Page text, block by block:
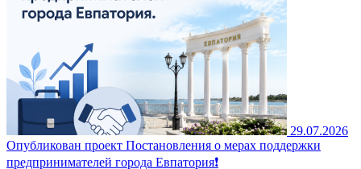
29.07.2026
Опубликован проект Постановления о мерах поддержки
предпринимателей города Евпатория❗